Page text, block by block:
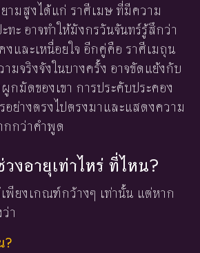
ามสูงได้แก่ ราศีเมษ ที่มีความ
ทะ อาจทำให้มังกรวันจันทร์รู้สึกว่า
และเหนื่อยใจ อีกคู่คือ ราศีเมถุน
มจริงจังในบางครั้ง อาจขัดแย้งกับ
กมัดของเขา การประคับประคอง
อย่างตรงไปตรงมาและแสดงความ
กกว่าคำพูด
งอายุเท่าไหร่ ที่ไหน?
พียงเกณฑ์กว้างๆ เท่านั้น แต่หาก
า
?